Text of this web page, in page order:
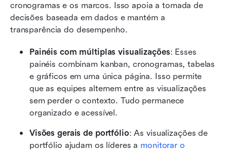
cronogramas e os marcos. Isso apoia a tomada de
decisões baseada em dados e mantém a
transparência do desempenho.
Painéis com múltiplas visualizações: Esses
painéis combinam kanban, cronogramas, tabelas
e gráficos em uma única página. Isso permite
que as equipes alternem entre as visualizações
sem perder o contexto. Tudo permanece
organizado e acessível.
Visões gerais de portfólio: As visualizações de
portfólio ajudam os líderes a monitorar o